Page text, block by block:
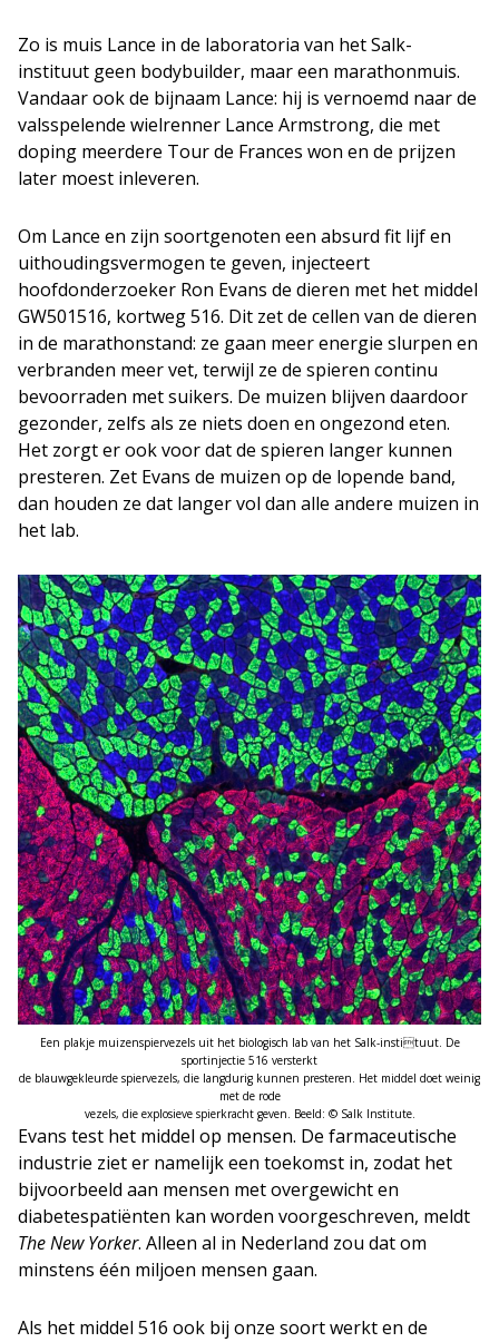
Zo is muis Lance in de laboratoria van het Salk-
instituut geen bodybuilder, maar een marathonmuis.
Vandaar ook de bijnaam Lance: hij is vernoemd naar de
valsspelende wielrenner Lance Armstrong, die met
doping meerdere Tour de Frances won en de prijzen
later moest inleveren.
Om Lance en zijn soortgenoten een absurd fit lijf en
uithoudingsvermogen te geven, injecteert
hoofdonderzoeker Ron Evans de dieren met het middel
GW501516, kortweg 516. Dit zet de cellen van de dieren
in de marathonstand: ze gaan meer energie slurpen en
verbranden meer vet, terwijl ze de spieren continu
bevoorraden met suikers. De muizen blijven daardoor
gezonder, zelfs als ze niets doen en ongezond eten.
Het zorgt er ook voor dat de spieren langer kunnen
presteren. Zet Evans de muizen op de lopende band,
dan houden ze dat langer vol dan alle andere muizen in
het lab.
Een plakje muizenspiervezels uit het biologisch lab van het Salk-instituut. De
sportinjectie 516 versterkt
de blauwgekleurde spiervezels, die langdurig kunnen presteren. Het middel doet weinig
met de rode
vezels, die explosieve spierkracht geven. Beeld: © Salk Institute.
Evans test het middel op mensen. De farmaceutische
industrie ziet er namelijk een toekomst in, zodat het
bijvoorbeeld aan mensen met overgewicht en
diabetespatiënten kan worden voorgeschreven, meldt
The New Yorker. Alleen al in Nederland zou dat om
minstens één miljoen mensen gaan.
Als het middel 516 ook bij onze soort werkt en de